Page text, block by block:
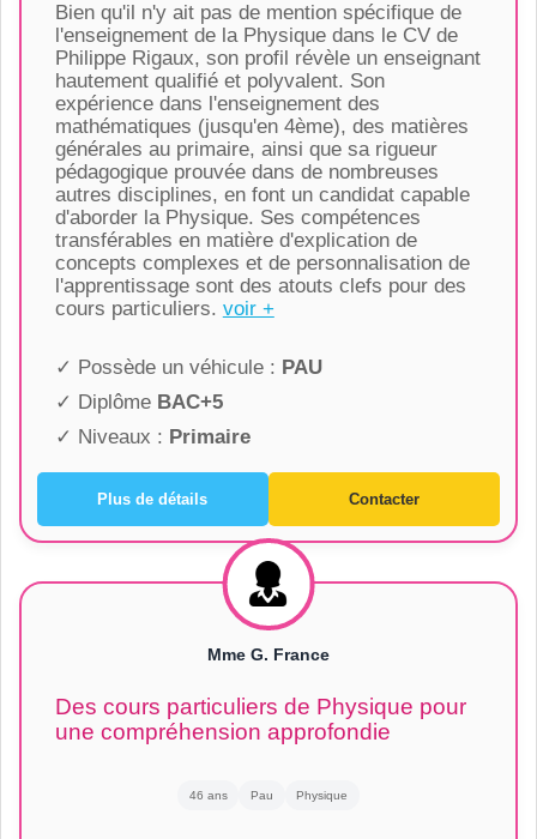
Bien qu'il n'y ait pas de mention spécifique de
l'enseignement de la Physique dans le CV de
Philippe Rigaux, son profil révèle un enseignant
hautement qualifié et polyvalent. Son
expérience dans l'enseignement des
mathématiques (jusqu'en 4ème), des matières
générales au primaire, ainsi que sa rigueur
pédagogique prouvée dans de nombreuses
autres disciplines, en font un candidat capable
d'aborder la Physique. Ses compétences
transférables en matière d'explication de
concepts complexes et de personnalisation de
l'apprentissage sont des atouts clefs pour des
cours particuliers. voir +
✓ Possède un véhicule : PAU
✓ Diplôme BAC+5
✓ Niveaux : Primaire
Plus de détails Contacter
Mme G. France
Des cours particuliers de Physique pour
une compréhension approfondie
46 ans Pau Physique